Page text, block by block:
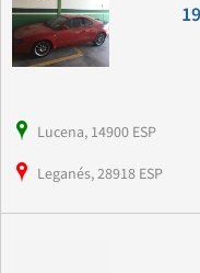
Lucena, 14900 ESP
Leganés, 28918 ESP